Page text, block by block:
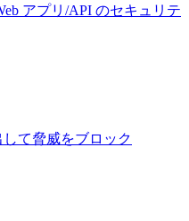
アプリ/API のセキュリテ
て脅威をブロック